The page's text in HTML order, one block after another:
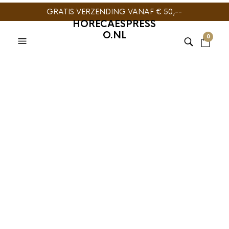
GRATIS VERZENDING VANAF € 50,--
HORECAESPRESS
O.NL
0